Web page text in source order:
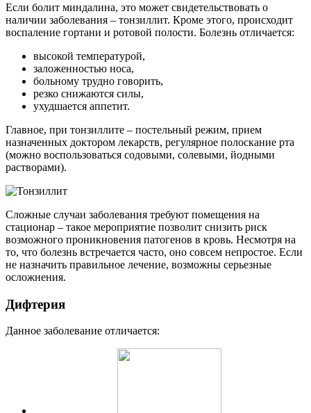
Если болит миндалина, это может свидетельствовать о
наличии заболевания – тонзиллит. Кроме этого, происходит
воспаление гортани и ротовой полости. Болезнь отличается:
высокой температурой,
заложенностью носа,
больному трудно говорить,
резко снижаются силы,
ухудшается аппетит.
Главное, при тонзиллите – постельный режим, прием
назначенных доктором лекарств, регулярное полоскание рта
(можно воспользоваться содовыми, солевыми, йодными
растворами).
Сложные случаи заболевания требуют помещения на
стационар – такое мероприятие позволит снизить риск
возможного проникновения патогенов в кровь. Несмотря на
то, что болезнь встречается часто, оно совсем непростое. Если
не назначить правильное лечение, возможны серьезные
осложнения.
Дифтерия
Данное заболевание отличается: